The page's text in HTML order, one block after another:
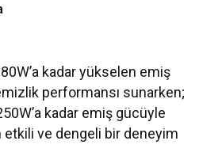
kadar yükselen emiş
performansı sunarken;
kadar emiş gücüyle
etkili ve dengeli bir deneyim